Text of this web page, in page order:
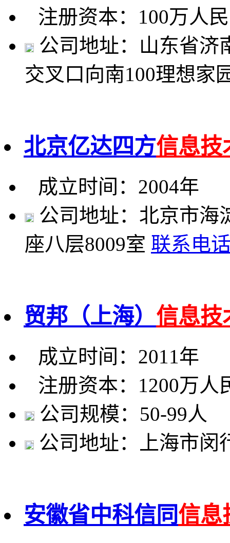
注册资本：100万人
公司地址：山东省济
交叉口向南100理想家
北京亿达四方信息技
成立时间：2004年
公司地址：北京市海
座八层8009室 联系电
贸邦（上海） 信息技
成立时间：2011年
注册资本：1200万人
公司规模：50-99人
公司地址：上海市闵
安徽省中科信同信息